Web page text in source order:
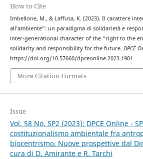
How to Cite
Imbellone, M., & Laffusa, K. (2023). Il carattere
all’ambiente”: un paradigma di solidarietà e
inter-generational character of the “right to the
solidarity and responsibility for the future. DPCE
https://doi.org/10.57660/dpceonline.2023.1901
More Citation Formats
Issue
Vol. 58 No. SP2 (2023): DPCE Online -
costituzionalismo ambientale fra
biocentrismo. Nuove prospettive dal
cura di D. Amirante e R. Tarchi